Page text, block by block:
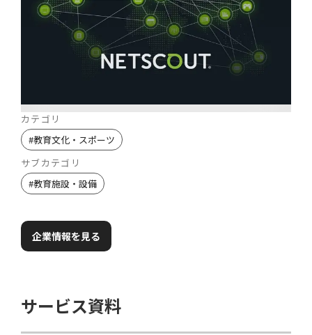
カテゴリ
#教育文化・スポーツ
サブカテゴリ
#教育施設・設備
企業情報を見る
サービス資料